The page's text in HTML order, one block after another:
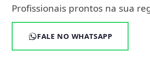
Profissionais prontos na sua
FALE NO WHATSAPP